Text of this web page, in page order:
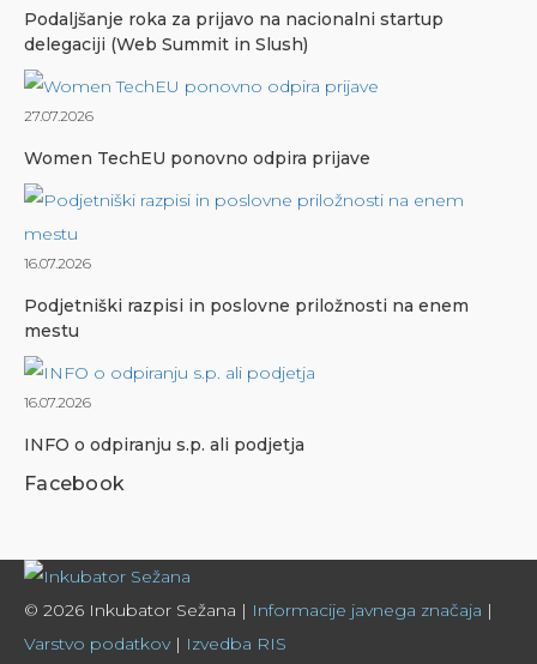
Podaljšanje roka za prijavo na nacionalni startup
delegaciji (Web Summit in Slush)
27.07.2026
Women TechEU ponovno odpira prijave
16.07.2026
Podjetniški razpisi in poslovne priložnosti na enem
mestu
16.07.2026
INFO o odpiranju s.p. ali podjetja
Facebook
© 2026 Inkubator Sežana | Informacije javnega značaja |
Varstvo podatkov| Izvedba RIS